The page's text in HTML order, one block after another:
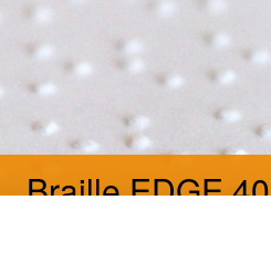
Braille EDGE 40